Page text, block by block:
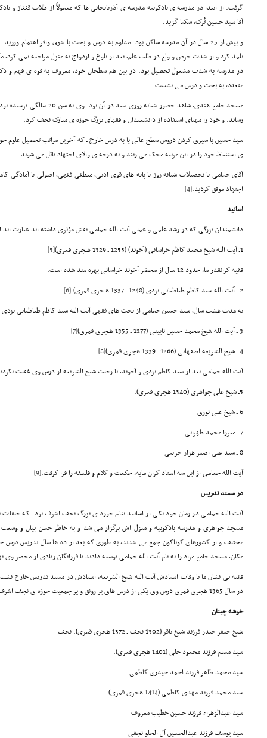
گرفت. از ابتدا در مدرسه ی بادکوبیه مدرسه ی آذربایجانی ها که معمولاً از طلاب قفقاز و
آقا سید حسین تُرک، سکنا گزید.
و بیش از 25 سال در آن مدرسه ساکن بود. مداوم به درس و بحث با شوق وافر اهتمام
تلمذ کرد و از شدت حرص و ولع در طلب علم، بعد از بلوغ و ازدواج به منزل مراجعه نمی
در مدرسه به شدت مشغول تحصیل بود. در بین هم سطحان خود، معروف به قوه ی فهم و
متعدد، به بحث و درس می نشست.
مسجد جامع هندی، شاهد حضور شبانه
رساند. و خود را مهیای استفاده از دانشمندان و فقهای بزرگ حوزه ی مبارک نجف کرد.
سید حسین با سپری کردن دروس سطح عالی پا به درس خارج ـ که آخرین مراتب تحصیل علوم
ی استنباط خود را در این مرتبه محک می زنند و به درجه ی والای اجتهاد نائل می شوند.
آقای حمامی با تحصیلات شبانه روز با پایه های قوی ادبی، منطقی فقهی، اصولی با آمادگی
اجتهاد موفق گردید.[4]
اساتید
دانشمندان بزرگی که در رشد علمی و عملی آیت الله حمامی نقش مؤثری داشته اند عبارت اند
1ـ آیت الله شیخ محمد کاظم خراسانی (آخوند) (1255 ـ 1329 هـجری قمری)
[5]
فقیه گرانقدر ما، حدود 12 سال از محضر آخوند خراسانی بهره مند شده است.
2 ـ آیت الله سید کاظم طباطبایی یزدی (1248 ـ 1337 هـجری قمری).
[6]
به مدت هشت سال، سید حسین حمامی از بحث های فقهی آیت الله سید کاظم طباطبایی
3 ـ آیت الله شیخ محمد حسین نایینی (1277 ـ 1355 هـجری قمری)
[7]
4 ـ شیخ الشریعه اصفهانی (1266 ـ 1339 هجری قمری)
[8]
آیت الله حمامی بعد از سید کاظم یزدی و آخوند، تا رحلت شیخ الشریعه از درس وی غفلت
5ـ شیخ علی جواهری (1340 هجری قمری).
6 ـ شیخ علی نوری
7 ـ میرزا محمد طهرانی
8 ـ سید علی اصغر هزار جریبی
آیت الله حمامی از این سه استاد گران مایه، حکمت و کلام و فلسفه را فرا گرفت.[9]
در مسند تدریس
آیت الله حمامی در زمان خود یکی از اساتید بنام حوزه ی بزرگ نجف اشرف بود. که
مسجد جواهری و مدرسه بادکوبیه و منزل اش برگزار می شد و به خاطر حسن بیان و وسعت
مختلف و از کشورهای گوناگون جمع می شدند، به طوری که بعد از ده ها سال تدریس درس
مکان، مسجد جامع مراد را به نام آیت الله حمامی توسعه دادند تا فرزانگان زیادی از محضر وی
فقیه بی نشان ما با وفات استادش آیت الله شیخ الشریعه، استادش در مسند تدریس خارج
در سال 1365 هجری قمری درس وی یکی از درس های پر رونق و پر جمعیت حوزه ی نجف اشرف گردید.
خوشه چینان
شیخ جعفر حیدر فرزند شیخ باقر (1302 نجف ـ 1372 هجری قمری). نجف
سید مسلم فرزند محمود حلی (1401 هجری قمری).
سید محمد طاهر فرزند احمد حیدری کاظمی
سید محمد فرزند مهدی کاظمی (1414 هجری قمری)
سید عبدالزهراء فرزند حسین خطیب معروف
سید یوسف فرزند عبدالحسین آل الحلو نجفی